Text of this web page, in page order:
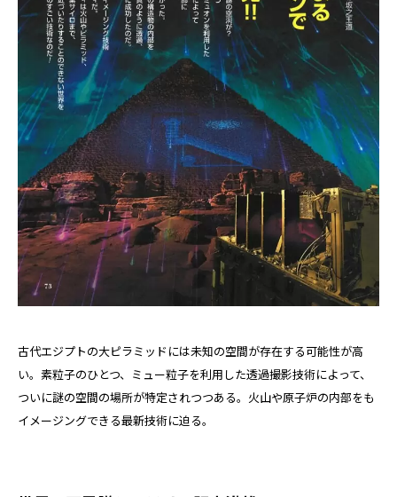
古代エジプトの大ピラミッドには未知の空間が存在する可能性が高
い。素粒子のひとつ、ミュー粒子を利用した透過撮影技術によって、
ついに謎の空間の場所が特定されつつある。火山や原子炉の内部をも
イメージングできる最新技術に迫る。